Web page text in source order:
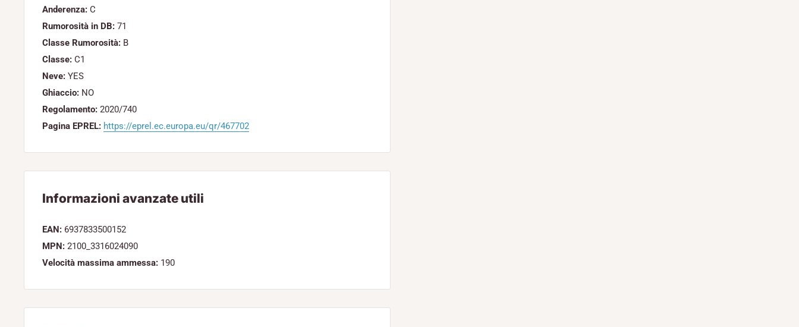
Anderenza: C
Rumorosità in DB: 71
Classe Rumorosità: B
Classe: C1
Neve: YES
Ghiaccio: NO
Regolamento: 2020/740
Pagina EPREL: https://eprel.ec.europa.eu/qr/467702
Informazioni avanzate utili
EAN: 6937833500152
MPN: 2100_3316024090
Velocità massima ammessa: 190